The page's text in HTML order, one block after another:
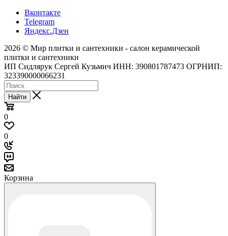
Вконтакте
Telegram
Яндекс.Дзен
2026 © Мир плитки и сантехники - салон керамической
плитки и сантехники
ИП Сидлярук Сергей Кузьмич ИНН: 390801787473 ОГРНИП:
323390000066231
Найти
0
0
Корзина